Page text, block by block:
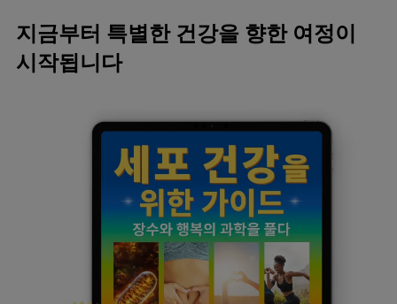
지금부터 특별한 건강을 향한 여정이
시작됩니다